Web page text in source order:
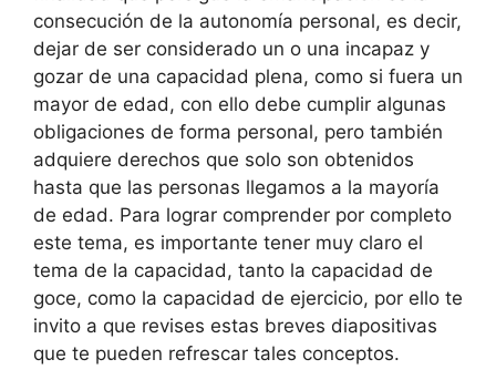
consecución de la autonomía personal, es decir,
dejar de ser considerado un o una incapaz y
gozar de una capacidad plena, como si fuera un
mayor de edad, con ello debe cumplir algunas
obligaciones de forma personal, pero también
adquiere derechos que solo son obtenidos
hasta que las personas llegamos a la mayoría
de edad. Para lograr comprender por completo
este tema, es importante tener muy claro el
tema de la capacidad, tanto la capacidad de
goce, como la capacidad de ejercicio, por ello te
invito a que revises estas breves diapositivas
que te pueden refrescar tales conceptos.